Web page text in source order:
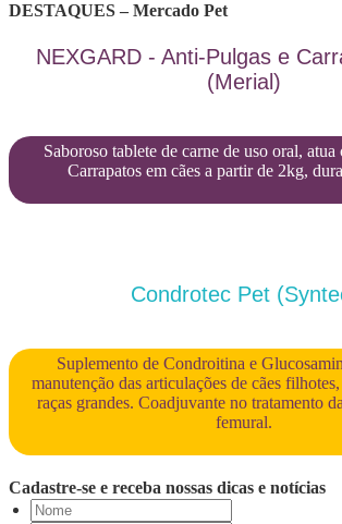
DESTAQUES – Mercado Pet
NEXGARD - Anti-Pulgas e
(Merial)
Saboroso tablete de carne de uso oral, atua
Carrapatos em cães a partir de 2kg,
Condrotec Pet
Suplemento de Condroitina e
manutenção das articulações de cães
raças grandes. Coadjuvante no tratamento
femural.
Cadastre-se e receba nossas dicas e notícias